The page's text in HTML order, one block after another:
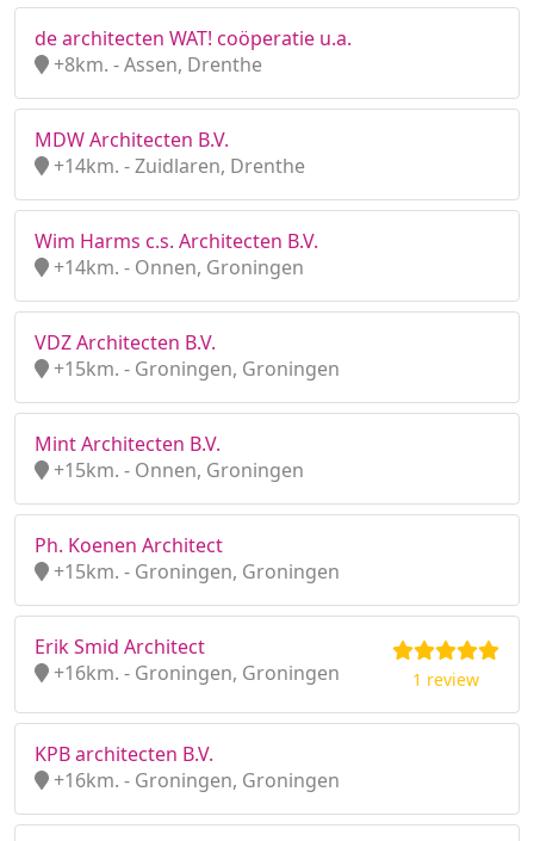
de architecten WAT! coöperatie u.a.
+8km. - Assen, Drenthe
MDW Architecten B.V.
+14km. - Zuidlaren, Drenthe
Wim Harms c.s. Architecten B.V.
+14km. - Onnen, Groningen
VDZ Architecten B.V.
+15km. - Groningen, Groningen
Mint Architecten B.V.
+15km. - Onnen, Groningen
Ph. Koenen Architect
+15km. - Groningen, Groningen
Erik Smid Architect
+16km. - Groningen, Groningen
1 review
KPB architecten B.V.
+16km. - Groningen, Groningen